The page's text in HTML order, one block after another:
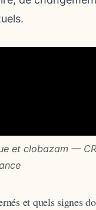
et clobazam —
et quels signes